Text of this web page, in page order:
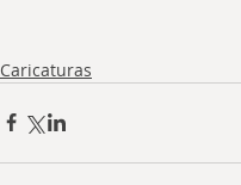
Caricaturas